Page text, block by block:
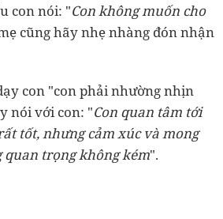
con nói: "Con không muốn cho
cũng hãy nhẹ nhàng đón nhận
con "con phải nhường nhịn
nói với con: "Con quan tâm tới
tốt, nhưng cảm xúc và mong
quan trọng không kém".